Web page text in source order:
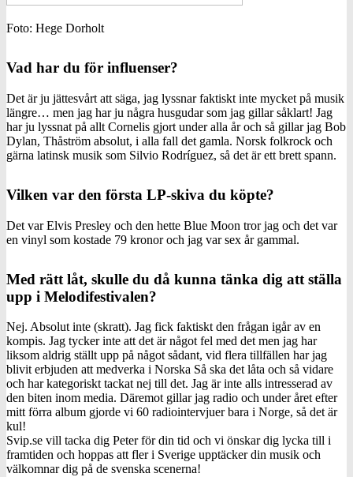
Foto: Hege Dorholt
Vad har du för influenser?
Det är ju jättesvårt att säga, jag lyssnar faktiskt inte mycket på musik
längre… men jag har ju några husgudar som jag gillar såklart! Jag
har ju lyssnat på allt Cornelis gjort under alla år och så gillar jag Bob
Dylan, Thåström absolut, i alla fall det gamla. Norsk folkrock och
gärna latinsk musik som Silvio Rodríguez, så det är ett brett spann.
Vilken var den första LP-skiva du köpte?
Det var Elvis Presley och den hette Blue Moon tror jag och det var
en vinyl som kostade 79 kronor och jag var sex år gammal.
Med rätt låt, skulle du då kunna tänka dig att ställa
upp i Melodifestivalen?
Nej. Absolut inte (skratt). Jag fick faktiskt den frågan igår av en
kompis. Jag tycker inte att det är något fel med det men jag har
liksom aldrig ställt upp på något sådant, vid flera tillfällen har jag
blivit erbjuden att medverka i Norska Så ska det låta och så vidare
och har kategoriskt tackat nej till det. Jag är inte alls intresserad av
den biten inom media. Däremot gillar jag radio och under året efter
mitt förra album gjorde vi 60 radiointervjuer bara i Norge, så det är
kul!
Svip.se vill tacka dig Peter för din tid och vi önskar dig lycka till i
framtiden och hoppas att fler i Sverige upptäcker din musik och
välkomnar dig på de svenska scenerna!